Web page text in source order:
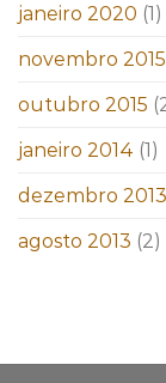
janeiro 2020 (1)
novembro 2015
outubro 2015
janeiro 2014 (1)
dezembro 2013
agosto 2013 (2)